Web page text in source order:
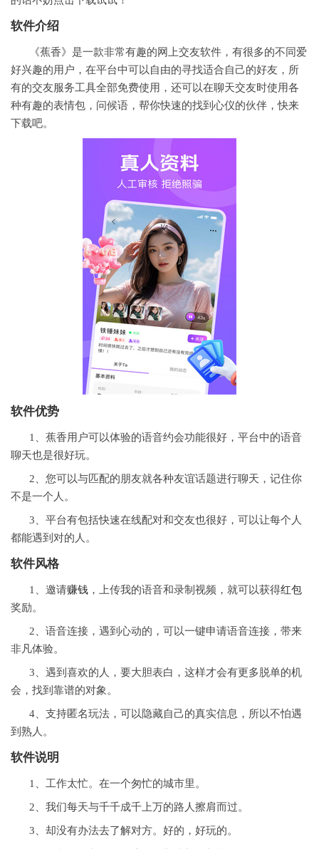
软件介绍
《蕉香》是一款非常有趣的网上交友软件，有很多的不同爱
好兴趣的用户，在平台中可以自由的寻找适合自己的好友，所
有的交友服务工具全部免费使用，还可以在聊天交友时使用各
种有趣的表情包，问候语，帮你快速的找到心仪的伙伴，快来
下载吧。
软件优势
1、蕉香用户可以体验的语音约会功能很好，平台中的语音
聊天也是很好玩。
2、您可以与匹配的朋友就各种友谊话题进行聊天，记住你
不是一个人。
3、平台有包括快速在线配对和交友也很好，可以让每个人
都能遇到对的人。
软件风格
1、邀请赚钱 ，上传我的语音和录制视频，就可以获得红包
奖励。
2、语音连接，遇到心动的，可以一键申请语音连接，带来
非凡体验。
3、遇到喜欢的人，要大胆表白，这样才会有更多脱单的机
会，找到靠谱的对象。
4、支持匿名玩法，可以隐藏自己的真实信息，所以不怕遇
到熟人。
软件说明
1、工作太忙。在一个匆忙的城市里。
2、我们每天与千千成千上万的路人擦肩而过。
3、却没有办法去了解对方。好的，好玩的。